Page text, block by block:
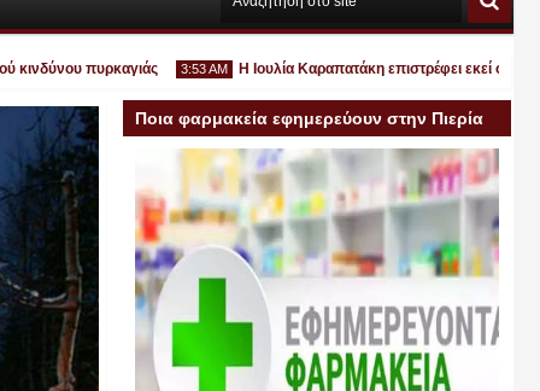
πυρκαγιάς 3:53 AM
30 2026
Η Ιουλία Καραπατάκη επιστρέφει εκεί όπου
Ποια φαρμακεία εφημερεύουν στην Πιερία
σήμερα